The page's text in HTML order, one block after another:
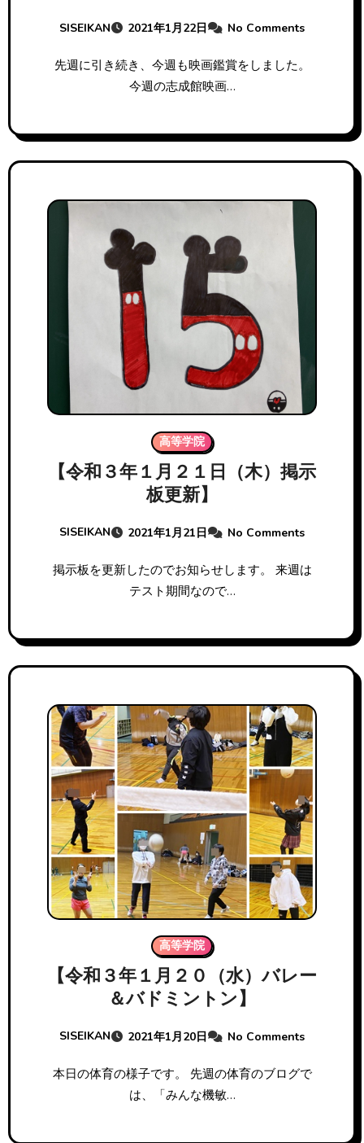
SISEIKAN 2021年1月22日 No Comments
先週に引き続き、今週も映画鑑賞をしました。
今週の志成館映画…
高等学院
【令和３年１月２１日（木）掲示
板更新】
SISEIKAN 2021年1月21日 No Comments
掲示板を更新したのでお知らせします。 来週は
テスト期間なので…
高等学院
【令和３年１月２０（水）バレー
＆バドミントン】
SISEIKAN 2021年1月20日 No Comments
本日の体育の様子です。 先週の体育のブログで
は、「みんな機敏…